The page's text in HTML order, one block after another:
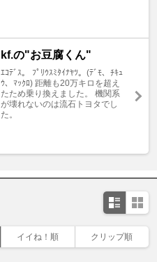
kf.の"お豆腐くん"
ｴｺﾃﾞｽ。 ﾌﾟﾘｳｽﾐﾀｲﾅﾔﾂ。(ﾃﾞﾓ、ﾁｷｭ
ｳ、ﾏｯｸﾛ) 距離も20万キロを超え
たため乗り換えました。 機関系
が壊れないのは流石トヨタでし
た。
イイね！順 クリップ順